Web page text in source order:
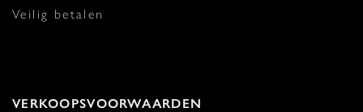
Veilig betalen
VERKOOPSVOORWAARDEN